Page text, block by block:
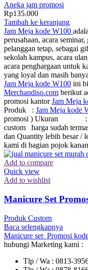
Aneka jam promosi
Rp135.000
Tambah ke keranjang
Jam Meja kode W100
perusahaan, acara
pelanggan tetap, sebagai
sekolah kampus, acara
acara penghargaan untuk
yang loyal dan masih
Jam Meja kode W100 ini
Merchandiso.com berikut
promosi kantorJam Meja
Produk : Jam Meja kode
promosi ) Ukuran :
custom harga sudah
dan Quantity lebih besar /
kami di bagian pojok
Add to compare
Quick view
Add to wishlist
Manicure Set
Produk Custom
Baca selengkapnya
Manicure set Promosi
hubungi Marketing kami :
Tlp / Wa : 0813-